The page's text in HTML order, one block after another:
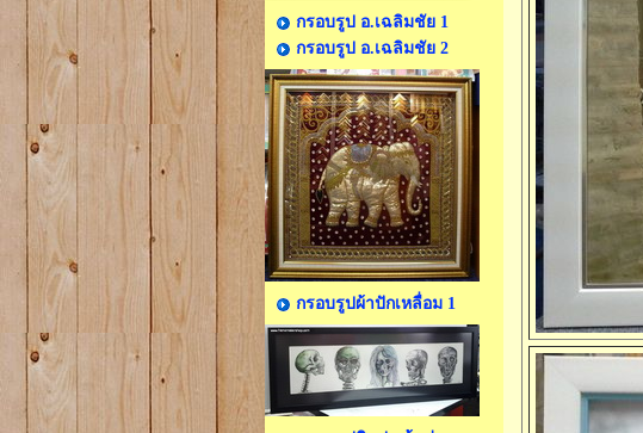
กรอบรูป อ.เฉลิมชัย 1
กรอบรูป อ.เฉลิมชัย 2
กรอบรูปผ้าปักเหลื่อม 1